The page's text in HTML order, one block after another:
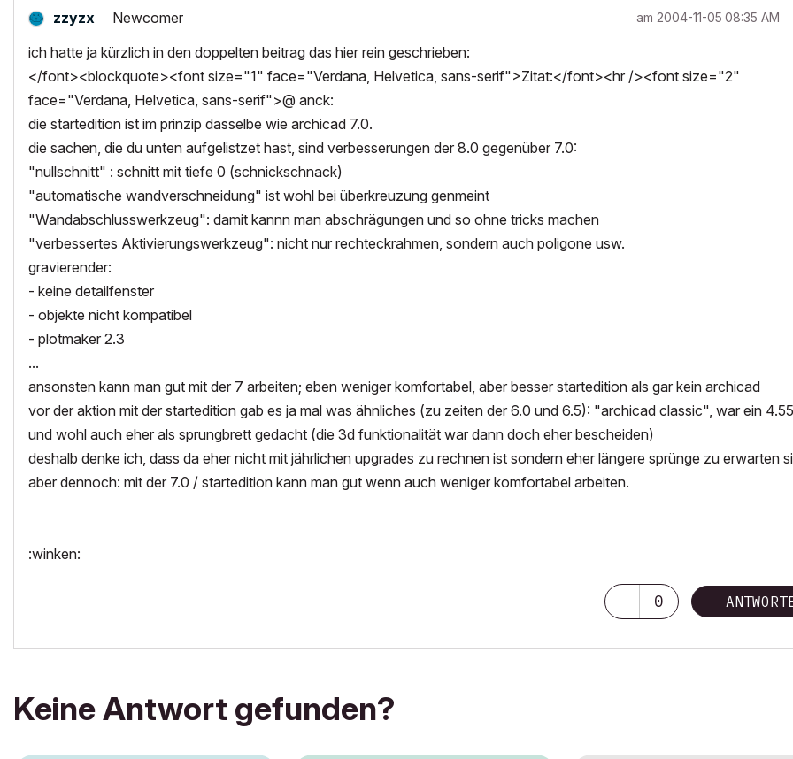
zzyzx Newcomer am ‎2004-11-05 08:35 AM
ich hatte ja kürzlich in den doppelten beitrag das hier rein geschrieben:
</font><blockquote><font size="1" face="Verdana, Helvetica, sans-serif">Zitat:</font><hr /><font size="2"
face="Verdana, Helvetica, sans-serif">@ anck:
die startedition ist im prinzip dasselbe wie archicad 7.0.
die sachen, die du unten aufgelistzet hast, sind verbesserungen der 8.0 gegenüber 7.0:
"nullschnitt" : schnitt mit tiefe 0 (schnickschnack)
"automatische wandverschneidung" ist wohl bei überkreuzung genmeint
"Wandabschlusswerkzeug": damit kannn man abschrägungen und so ohne tricks machen
"verbessertes Aktivierungswerkzeug": nicht nur rechteckrahmen, sondern auch poligone usw.
gravierender:
- keine detailfenster
- objekte nicht kompatibel
- plotmaker 2.3
...
ansonsten kann man gut mit der 7 arbeiten; eben weniger komfortabel, aber besser startedition als gar kein archicad
vor der aktion mit der startedition gab es ja mal was ähnliches (zu zeiten der 6.0 und 6.5): "archicad classic", war ein 4.55
und wohl auch eher als sprungbrett gedacht (die 3d funktionalität war dann doch eher bescheiden)
deshalb denke ich, dass da eher nicht mit jährlichen upgrades zu rechnen ist sondern eher längere sprünge zu erwarten
aber dennoch: mit der 7.0 / startedition kann man gut wenn auch weniger komfortabel arbeiten.
:winken:
0
Keine Antwort gefunden?